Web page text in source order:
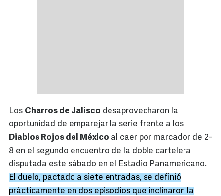
Los Charros de Jalisco desaprovecharon la
oportunidad de emparejar la serie frente a los
Diablos Rojos del México al caer por marcador de 2-
8 en el segundo encuentro de la doble cartelera
disputada este sábado en el Estadio Panamericano.
El duelo, pactado a siete entradas, se definió
prácticamente en dos episodios que inclinaron la